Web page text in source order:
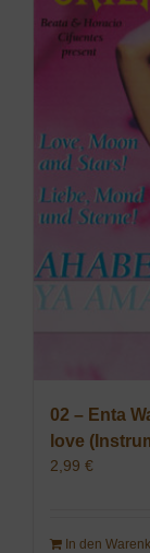
02 – Enta
love
2,99 €
In den